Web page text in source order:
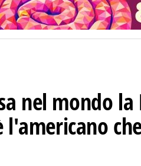
nel mondo
l'americano